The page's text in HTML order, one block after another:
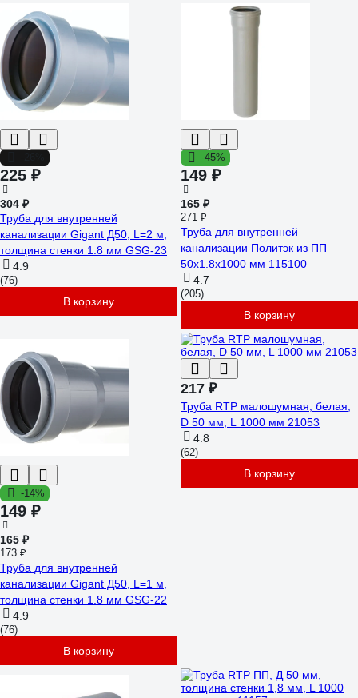
225 ₽
304 ₽
Труба для внутренней
канализации Gigant Д50, L=2 м,
толщина стенки 1.8 мм GSG-23
4.9
(76)
В корзину
-45%
149 ₽
165 ₽
271 ₽
Труба для внутренней
канализации Политэк из ПП
50х1.8х1000 мм 115100
4.7
(205)
В корзину
-14%
149 ₽
165 ₽
173 ₽
Труба для внутренней
канализации Gigant Д50, L=1 м,
толщина стенки 1.8 мм GSG-22
4.9
(76)
В корзину
217 ₽
Труба RTP малошумная, белая,
D 50 мм, L 1000 мм 21053
4.8
(62)
В корзину